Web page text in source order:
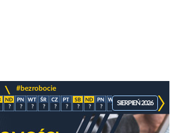
#bezrobocie
? ? ? ? ? ? ? ? ? ? ? ? ?
SIERPIEŃ 2026